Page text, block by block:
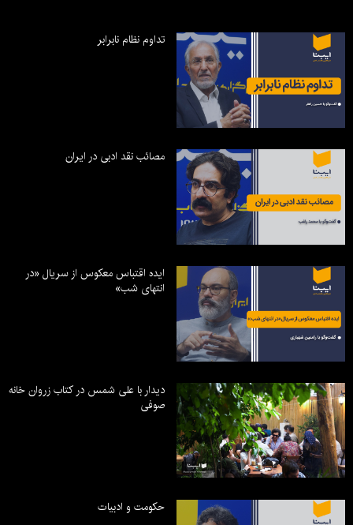
تداوم نظام نابرابر
مصائب نقد ادبی در ایران
ایده اقتباس معکوس از سریال «در
انتهای شب»
دیدار با علی شمس در کتاب زروان خانه
صوفی
حکومت و ادبیات